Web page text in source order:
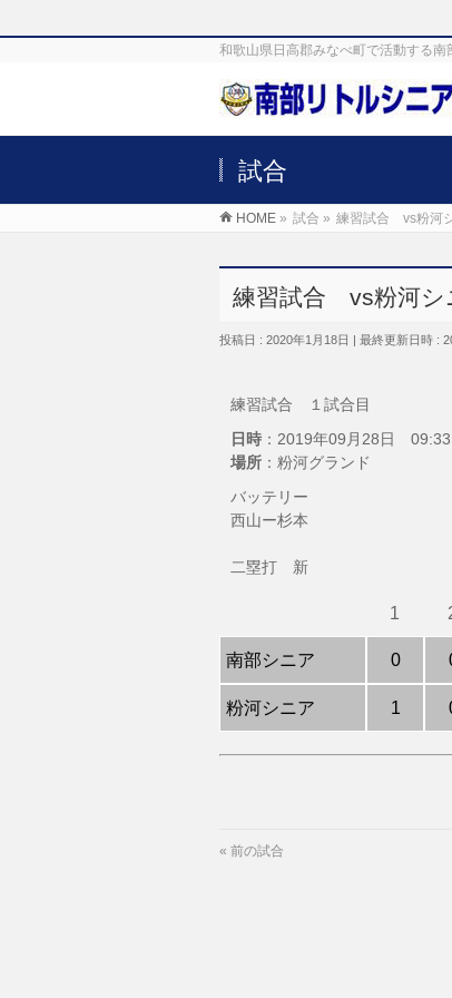
和歌山県日高郡みなべ町で活動する
試合
HOME » 試合 » 練習試合 vs粉河シ
練習試合 vs粉河シ
投稿日 : 2020年1月18日 最終更新日時 :
練習試合 １試合目
日時 ：2019年09月28日 09:33
場所 ：粉河グランド
バッテリー
西山ー杉本
二塁打 新
南部シニア
粉河シニア
1
0
1
« 前の試合